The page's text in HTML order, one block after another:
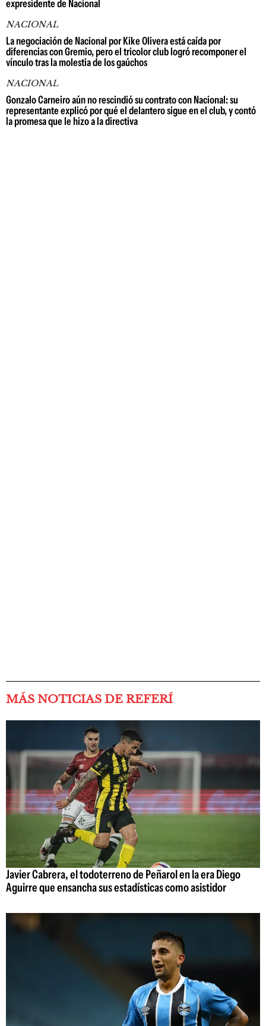
expresidente de Nacional
NACIONAL
La negociación de Nacional por Kike Olivera está caída por
diferencias con Gremio, pero el tricolor club logró recomponer el
vínculo tras la molestia de los gaúchos
NACIONAL
Gonzalo Carneiro aún no rescindió su contrato con Nacional: su
representante explicó por qué el delantero sigue en el club, y contó
la promesa que le hizo a la directiva
MÁS NOTICIAS DE REFERÍ
Javier Cabrera, el todoterreno de Peñarol en la era Diego
Aguirre que ensancha sus estadísticas como asistidor